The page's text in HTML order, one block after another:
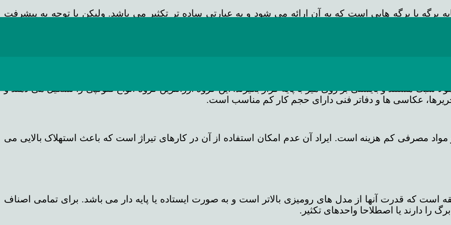
یا برگه هایی است که به آن ارائه می شود و به عبارتی ساده تر تکثیر می باشد. ولیکن با توجه به پیشرفت
ساده تبدیل به یک دستگاه با عملکرد پیچیده و کارایی های فراوان شده است که در این مقاله انواع دستگاه های
و معمولا سبک هستند و بایستی بر روی میز با پایه قرار بگیرند. این گروه ارزانترین گروه انواع فتوکپی را تشکیل می دهند و
عکاسی ها و دفاتر فنی دارای حجم کار کم مناسب است.
مصرفی کم هزینه است. ایراد آن عدم امکان استفاده از آن در کارهای تیراژ است که باعث استهلاک بالایی می
متوسط با سرعت ۳۰ تا ۵۰ برگ در دقیقه است که قدرت آنها از مدل های رومیزی بالاتر است و به صورت ایستاده یا پایه دار می باشد. برای تمامی اصناف